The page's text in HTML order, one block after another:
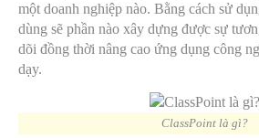
một doanh nghiệp nào. Bằng cách sử
dùng sẽ phần nào xây dựng được sự
dõi đồng thời nâng cao ứng dụng công
dạy.
ClassPoint là gì?